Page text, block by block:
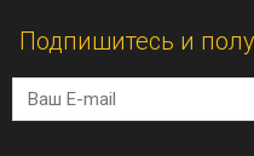
Подпишитесь и